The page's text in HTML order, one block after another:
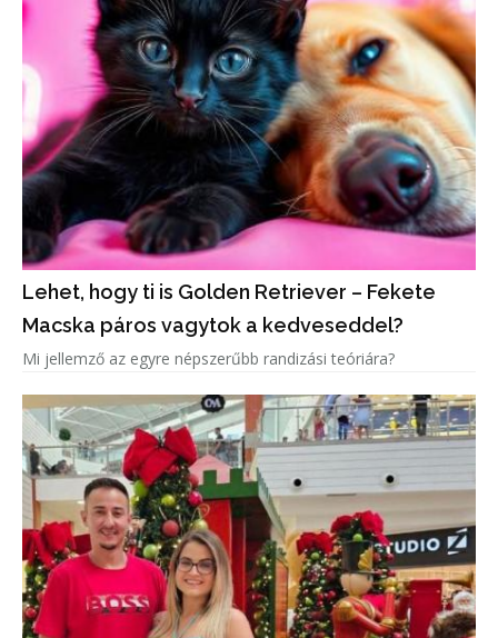
Lehet, hogy ti is Golden Retriever – Fekete
Macska páros vagytok a kedveseddel?
Mi jellemző az egyre népszerűbb randizási teóriára?